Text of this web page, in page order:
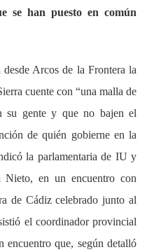
se han puesto en común
Arcos de la Frontera la
cuente con “una malla de
su gente y que no bajen el
de quién gobierne en la
la parlamentaria de IU y
Nieto, en un encuentro con
de Cádiz celebrado junto al
el coordinador provincial
que, según detalló